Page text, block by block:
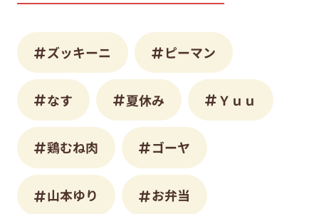
ズッキーニ ピーマン
なす 夏休み Ｙｕｕ
鶏むね肉 ゴーヤ
山本ゆり お弁当